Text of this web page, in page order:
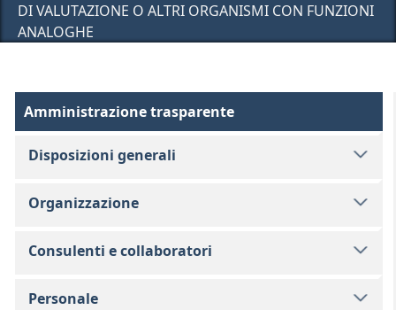
DI VALUTAZIONE O ALTRI ORGANISMI CON FUNZIONI
ANALOGHE
Amministrazione Trasparente
Amministrazione trasparente
Disposizioni generali
Organizzazione
Consulenti e collaboratori
Personale